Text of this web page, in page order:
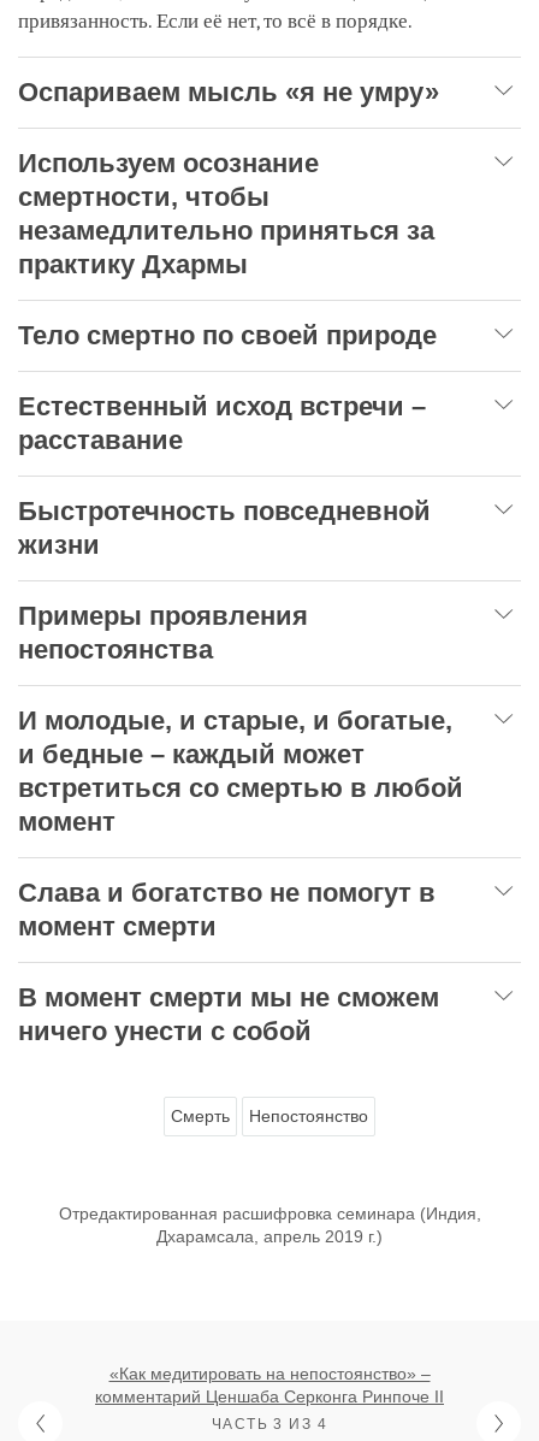
привязанность. Если её нет, то всё в порядке.
Оспариваем мысль «я не умру»
Используем осознание
смертности, чтобы
незамедлительно приняться за
практику Дхармы
Тело смертно по своей природе
Естественный исход встречи –
расставание
Быстротечность повседневной
жизни
Примеры проявления
непостоянства
И молодые, и старые, и богатые,
и бедные – каждый может
встретиться со смертью в любой
момент
Слава и богатство не помогут в
момент смерти
В момент смерти мы не сможем
ничего унести с собой
Смерть Непостоянство
Отредактированная расшифровка семинара (Индия,
Дхарамсала, апрель 2019 г.)
«Как медитировать на непостоянство» –
комментарий Ценшаба Серконга Ринпоче II
ЧАСТЬ 3 ИЗ 4